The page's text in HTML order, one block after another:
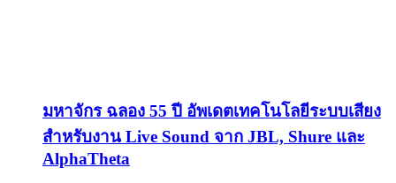
มหาจักร ฉลอง 55 ปี อัพเดตเทคโนโลยีระบบเสียง
สำหรับงาน Live Sound จาก JBL, Shure และ
AlphaTheta